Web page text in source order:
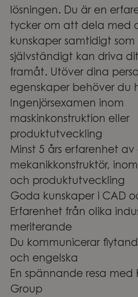
lösningen. Du är en
tycker om att dela med
kunskaper samtidigt som
självständigt kan driva
framåt. Utöver dina
egenskaper behöver du
Ingenjörsexamen inom
maskinkonstruktion eller
produktutveckling
Minst 5 års erfarenhet
mekanikkonstruktör,
och produktutveckling
Goda kunskaper i CAD
Erfarenhet från olika
meriterande
Du kommunicerar
och engelska
En spännande resa med
Group